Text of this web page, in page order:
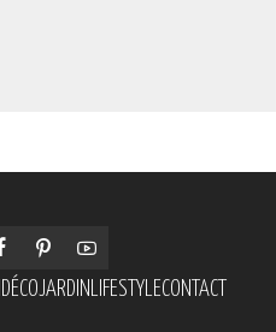
DÉCOJARDIN LIFESTYLECONTACT